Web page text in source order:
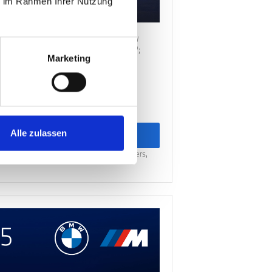
Marketing
Alle zulassen
Klasse/n:G; Systemleistung:353kW
cm³;
19.952,30€³
Zum Angebot
Preisempfehlung des Herstellers,